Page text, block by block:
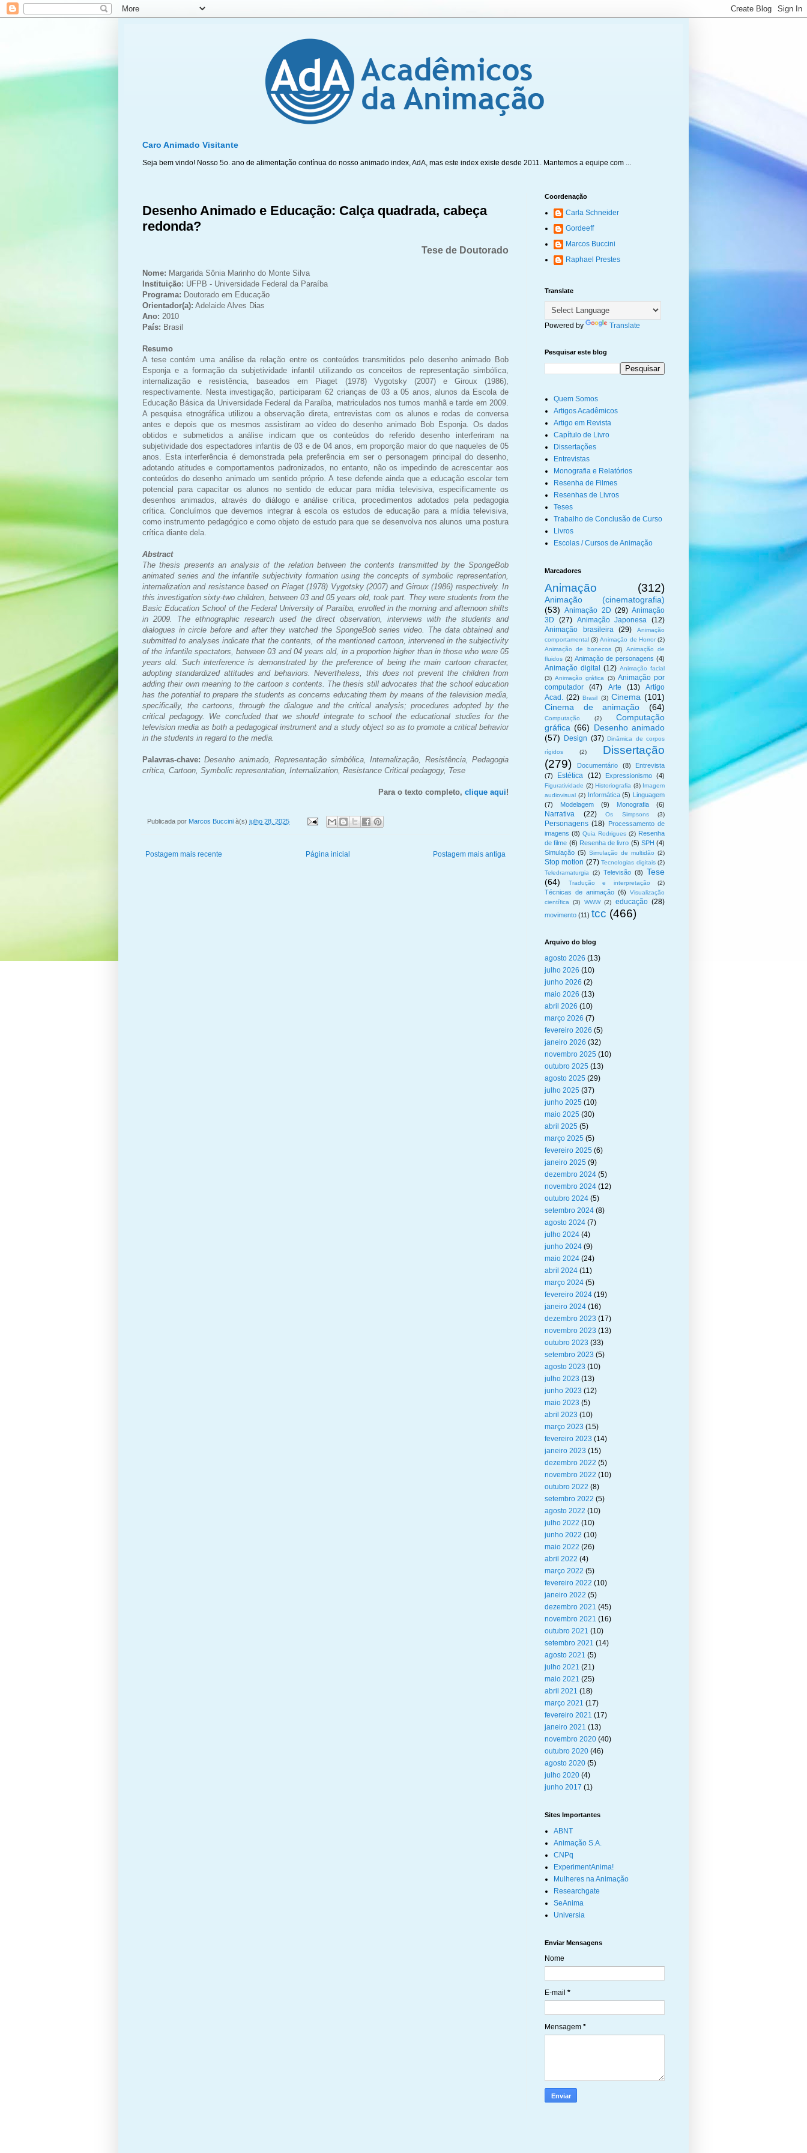
Caro Animado Visitante
Seja bem vindo! Nosso 5o. ano de alimentação contínua do nosso animado index, AdA, mas este index existe desde 2011. Mantemos a equipe com ...
Desenho Animado e Educação: Calça quadrada, cabeça
redonda?
Tese de Doutorado
Nome: Margarida Sônia Marinho do Monte Silva
Instituição: UFPB - Universidade Federal da Paraíba
Programa: Doutorado em Educação
Orientador(a): Adelaide Alves Dias
Ano: 2010
País: Brasil
Resumo
A tese contém uma análise da relação entre os conteúdos transmitidos pelo desenho animado Bob
Esponja e a formação da subjetividade infantil utilizando os conceitos de representação simbólica,
internalização e resistência, baseados em Piaget (1978) Vygotsky (2007) e Giroux (1986),
respectivamente. Nesta investigação, participaram 62 crianças de 03 a 05 anos, alunos da Escola de
Educação Básica da Universidade Federal da Paraíba, matriculados nos turnos manhã e tarde em 2009.
A pesquisa etnográfica utilizou a observação direta, entrevistas com os alunos e rodas de conversa
antes e depois que os mesmos assistiram ao vídeo do desenho animado Bob Esponja. Os dados
obtidos e submetidos a análise indicam que os conteúdos do referido desenho interferiram na
subjetividade dos espectadores infantis de 03 e de 04 anos, em proporção maior do que naqueles de 05
anos. Esta interferência é demonstrada pela preferência em ser o personagem principal do desenho,
adotando atitudes e comportamentos padronizados, no entanto, não os impedindo de acrescentar aos
conteúdos do desenho animado um sentido próprio. A tese defende ainda que a educação escolar tem
potencial para capacitar os alunos no sentido de educar para mídia televisiva, especificamente os
desenhos animados, através do diálogo e análise crítica, procedimentos adotados pela pedagogia
crítica. Concluímos que devemos integrar à escola os estudos de educação para a mídia televisiva,
como instrumento pedagógico e como objeto de estudo para que se desenvolva nos alunos uma postura
crítica diante dela.
Abstract
The thesis presents an analysis of the relation between the contents transmitted by the SpongeBob
animated series and the infantile subjectivity formation using the concepts of symbolic representation,
internalization and resistance based on Piaget (1978) Vygotsky (2007) and Giroux (1986) respectively. In
this investigation sixty-two children, between 03 and 05 years old, took part. They were students from the
Basic Education School of the Federal University of Paraíba, enrolled in the morning and afternoon shifts
in 2009. The ethnographic research used the direct observation, interviews with the students and
dialogues in circle before and after they watched the SpongeBob series video. The data obtained and
submitted to analyses indicate that the contents, of the mentioned cartoon, intervened in the subjectivity
of the infantile spectators, between 03 and 04 years old, in a proportion higher than in those who were 05
years old. Such interference is demonstrated by the preference of being the main cartoon character,
adopting standardized attitudes and behaviors. Nevertheless, this does not prevent the children from
adding their own meaning to the cartoon s contents. The thesis still advocates that the school education
has the potential to prepare the students as concerns educating them by means of the television media,
specifically, the cartoons, through the dialogue and the critical analysis; procedures adopted by the
critical pedagogy. We concluded that we should integrate to school the educational studies for the
television media as both a pedagogical instrument and a study object so as to promote a critical behavior
in the students in regard to the media.
Palavras-chave:Desenho animado, Representação simbólica, Internalização, Resistência, Pedagogia
crítica, Cartoon, Symbolic representation, Internalization, Resistance Critical pedagogy, Tese
Para o texto completo, clique aqui!
Publicada por Marcos Buccini à(s) julho 28, 2025
Postagem mais recente Postagem mais antiga
Página inicial
Coordenação
Carla Schneider
Gordeeff
Marcos Buccini
Raphael Prestes
Translate
Powered by Translate
Pesquisar este blog
Quem Somos
Artigos Acadêmicos
Artigo em Revista
Capítulo de Livro
Dissertações
Entrevistas
Monografia e Relatórios
Resenha de Filmes
Resenhas de Livros
Teses
Trabalho de Conclusão de Curso
Livros
Escolas / Cursos de Animação
Marcadores
Animação (312)
Animação (cinematografia)
(53) Animação 2D (29) Animação
3D
(27) Animação Japonesa (12)
Animação brasileira
(29)
Animação
comportamental (3) Animação de Horror (2)
Animação de bonecos (3)
Animação de
fluidos (2) Animação de personagens (4)
Animação digital (12) Animação facial
(3) Animação gráfica (3) Animação por
computador
(47) Arte (13)
Artigo
Acad. (22) Brasil (3) Cinema (101)
Cinema de animação
(64)
Computação (2)
Computação
gráfica (66) Desenho animado
(57)
Design (37) Dinâmica de corpos
rígidos
(2)
Dissertação
(279)
Documentário (8)
Entrevista
(7)
Estética (12) Expressionismo (4)
Figuratividade (2) Historiografia (3) Imagem
audiovisual (2) Informática (5) Linguagem
(7)
Modelagem (9) Monografia (6)
Narrativa (22) Os Simpsons (3)
Personagens (18) Processamento de
imagens (8) Quia Rodrigues (2) Resenha
de filme (6) Resenha de livro (5) SPH (4)
Simulação (5) Simulação de multidão (2)
Stop motion (27) Tecnologias digitais (2)
Teledramaturgia
(2) Televisão (8) Tese
(64)
Tradução e interpretação (2)
Técnicas de animação (6)
Visualização
científica
(3) WWW (2) educação (28)
movimento (11) tcc (466)
Arquivo do blog
agosto 2026 (13)
julho 2026 (10)
junho 2026 (2)
maio 2026 (13)
abril 2026 (10)
março 2026 (7)
fevereiro 2026 (5)
janeiro 2026 (32)
novembro 2025 (10)
outubro 2025 (13)
agosto 2025 (29)
julho 2025 (37)
junho 2025 (10)
maio 2025 (30)
abril 2025 (5)
março 2025 (5)
fevereiro 2025 (6)
janeiro 2025 (9)
dezembro 2024 (5)
novembro 2024 (12)
outubro 2024 (5)
setembro 2024 (8)
agosto 2024 (7)
julho 2024 (4)
junho 2024 (9)
maio 2024 (24)
abril 2024 (11)
março 2024 (5)
fevereiro 2024 (19)
janeiro 2024 (16)
dezembro 2023 (17)
novembro 2023 (13)
outubro 2023 (33)
setembro 2023 (5)
agosto 2023 (10)
julho 2023 (13)
junho 2023 (12)
maio 2023 (5)
abril 2023 (10)
março 2023 (15)
fevereiro 2023 (14)
janeiro 2023 (15)
dezembro 2022 (5)
novembro 2022 (10)
outubro 2022 (8)
setembro 2022 (5)
agosto 2022 (10)
julho 2022 (10)
junho 2022 (10)
maio 2022 (26)
abril 2022 (4)
março 2022 (5)
fevereiro 2022 (10)
janeiro 2022 (5)
dezembro 2021 (45)
novembro 2021 (16)
outubro 2021 (10)
setembro 2021 (14)
agosto 2021 (5)
julho 2021 (21)
maio 2021 (25)
abril 2021 (18)
março 2021 (17)
fevereiro 2021 (17)
janeiro 2021 (13)
novembro 2020 (40)
outubro 2020 (46)
agosto 2020 (5)
julho 2020 (4)
junho 2017 (1)
Sites Importantes
ABNT
Animação S.A.
CNPq
ExperimentAnima!
Mulheres na Animação
Researchgate
SeAnima
Universia
Enviar Mensagens
Nome
E-mail *
Mensagem *